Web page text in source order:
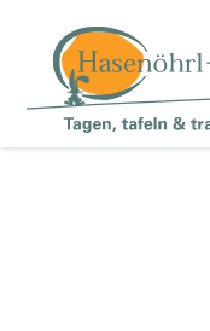
springen